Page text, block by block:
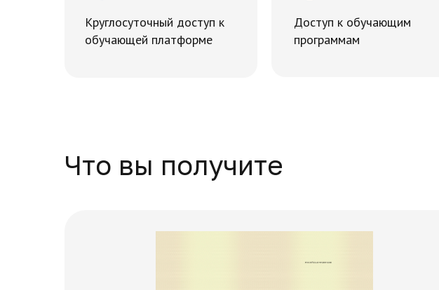
Круглосуточный доступ к
обучающей платформе
Доступ к обучающим
программам
Что вы получите